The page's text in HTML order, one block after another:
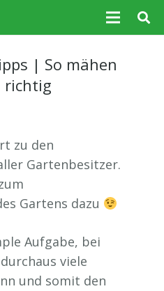
| So mähen
richtig
zu den
Gartenbesitzer.
Gartens dazu
Aufgabe, bei
viele
und somit den